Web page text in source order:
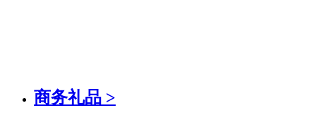
商务礼品 >